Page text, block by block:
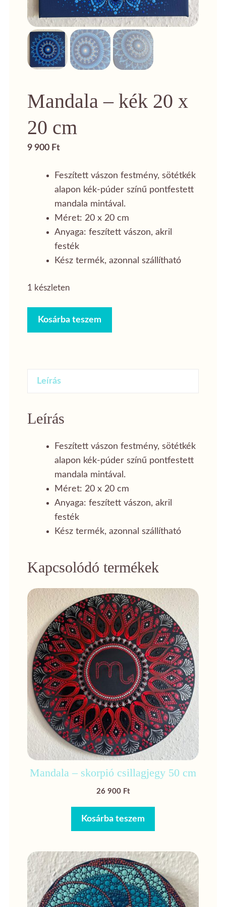
Mandala – kék 20 x
20 cm
9 900 Ft
Feszített vászon festmény, sötétkék
alapon kék-púder színű pontfestett
mandala mintával.
Méret: 20 x 20 cm
Anyaga: feszített vászon, akril
festék
Kész termék, azonnal szállítható
1 készleten
mennyiség
Kosárba teszem
Leírás
Leírás
Feszített vászon festmény, sötétkék
alapon kék-púder színű pontfestett
mandala mintával.
Méret: 20 x 20 cm
Anyaga: feszített vászon, akril
festék
Kész termék, azonnal szállítható
Kapcsolódó termékek
Mandala – skorpió csillagjegy 50 cm
26 900 Ft
Kosárba teszem